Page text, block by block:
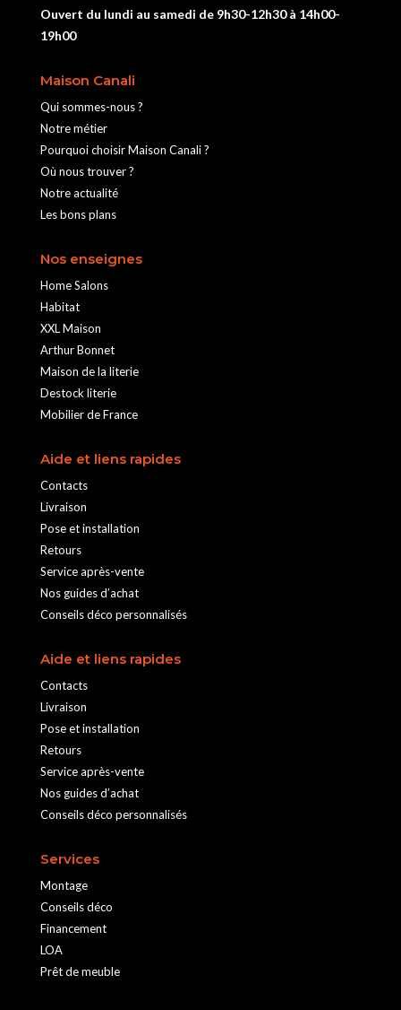
Ouvert du lundi au samedi de 9h30-12h30 à 14h00-
19h00
Maison Canali
Qui sommes-nous ?
Notre métier
Pourquoi choisir Maison Canali ?
Où nous trouver ?
Notre actualité
Les bons plans
Nos enseignes
Home Salons
Habitat
XXL Maison
Arthur Bonnet
Maison de la literie
Destock literie
Mobilier de France
Aide et liens rapides
Contacts
Livraison
Pose et installation
Retours
Service après-vente
Nos guides d’achat
Conseils déco personnalisés
Aide et liens rapides
Contacts
Livraison
Pose et installation
Retours
Service après-vente
Nos guides d’achat
Conseils déco personnalisés
Services
Montage
Conseils déco
Financement
LOA
Prêt de meuble